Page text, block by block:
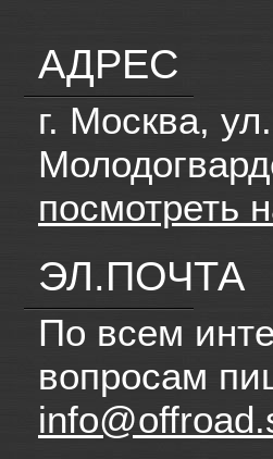
АДРЕС
г. Москва, ул.
посмотреть
ЭЛ.ПОЧТА
По всем
вопросам